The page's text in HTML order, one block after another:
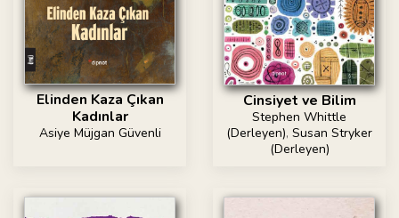
Elinden Kaza Çıkan
Kadınlar
Asiye Müjgan Güvenli
Cinsiyet ve Bilim
Stephen Whittle
(Derleyen), Susan Stryker
(Derleyen)